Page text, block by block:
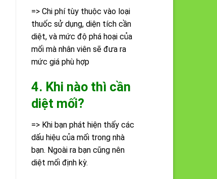
=> Chi phí tùy thuộc vào loại
thuốc sử dụng, diện tích cần
diệt, và mức độ phá hoại của
mối mà nhân viên sẽ đưa ra
mức giá phù hợp
4. Khi nào thì cần
diệt mối?
=> Khi bạn phát hiện thấy các
dấu hiệu của mối trong nhà
bạn. Ngoài ra bạn cũng nên
diệt mối định kỳ.